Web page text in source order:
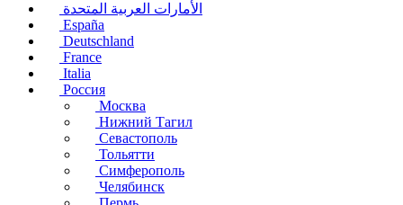
الأمارات العربية المتحدة
España
Deutschland
France
Italia
Россия
Москва
Нижний Тагил
Севастополь
Тольятти
Симферополь
Челябинск